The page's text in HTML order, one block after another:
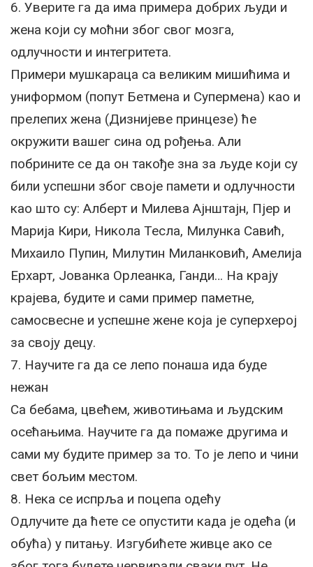
6. Уверите га да има примера добрих људи и
жена који су моћни због свог мозга,
одлучности и интегритета.
Примери мушкараца са великим мишићима и
униформом (попут Бетмена и Супермена) као и
прелепих жена (Дизнијеве принцезе) ће
окружити вашег сина од рођења. Али
побрините се да он такође зна за људе који су
били успешни због своје памети и одлучности
као што су: Алберт и Милева Ајнштајн, Пјер и
Марија Кири, Никола Тесла, Милунка Савић,
Михаило Пупин, Милутин Миланковић, Амелија
Ерхарт, Јованка Орлеанка, Ганди… На крају
крајева, будите и сами пример паметне,
самосвесне и успешне жене која je суперхерој
за своју децу.
7. Научите га да се лепо понаша ида буде
нежан
Са бебама, цвећем, животињама и људским
осећањима. Научите га да помаже другима и
сами му будите пример за то. То је лепо и чини
свет бољим местом.
8. Нека се испрља и поцепа одећу
Одлучите да ћете се опустити када је одећа (и
обућа) у питању. Изгубићете живце ако се